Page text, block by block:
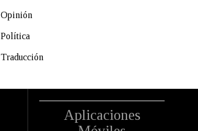
Opinión
Política
Traducción
Aplicaciones